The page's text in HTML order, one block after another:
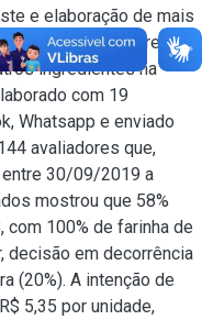
e elaboração de mais
oleaginosas diferentes
ingredientes na
com 19
Whatsapp e enviado
avaliadores que,
30/09/2019 a
mostrou que 58%
100% de farinha de
decisão em decorrência
(20%). A intenção de
5,35 por unidade,